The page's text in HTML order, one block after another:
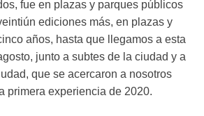
fue en plazas y parques públicos
ediciones más, en plazas y
años, hasta que llegamos a esta
junto a subtes de la ciudad y a
que se acercaron a nosotros
primera experiencia de 2020.